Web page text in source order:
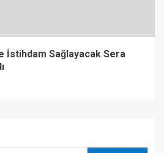
İstihdam Sağlayacak Sera